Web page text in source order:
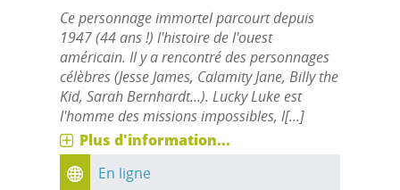
Ce personnage immortel parcourt depuis
1947 (44 ans !) l'histoire de l'ouest
américain. Il y a rencontré des personnages
célèbres (Jesse James, Calamity Jane, Billy the
Kid, Sarah Bernhardt...). Lucky Luke est
l'homme des missions impossibles, l[...]
Plus d'information...
En ligne